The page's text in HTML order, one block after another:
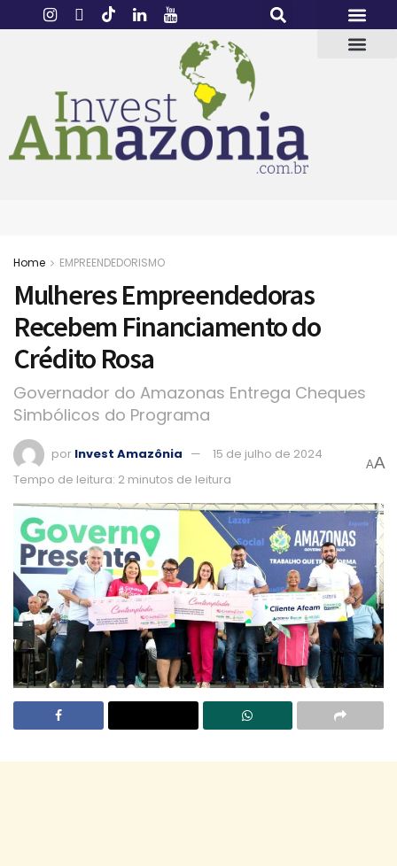
Home EMPREENDEDORISMO
Mulheres Empreendedoras
Recebem Financiamento do
Crédito Rosa
Governador do Amazonas Entrega Cheques
Simbólicos do Programa
por Invest Amazônia
15 de julho de 2024
Tempo de leitura: 2 minutos de leitura
AA